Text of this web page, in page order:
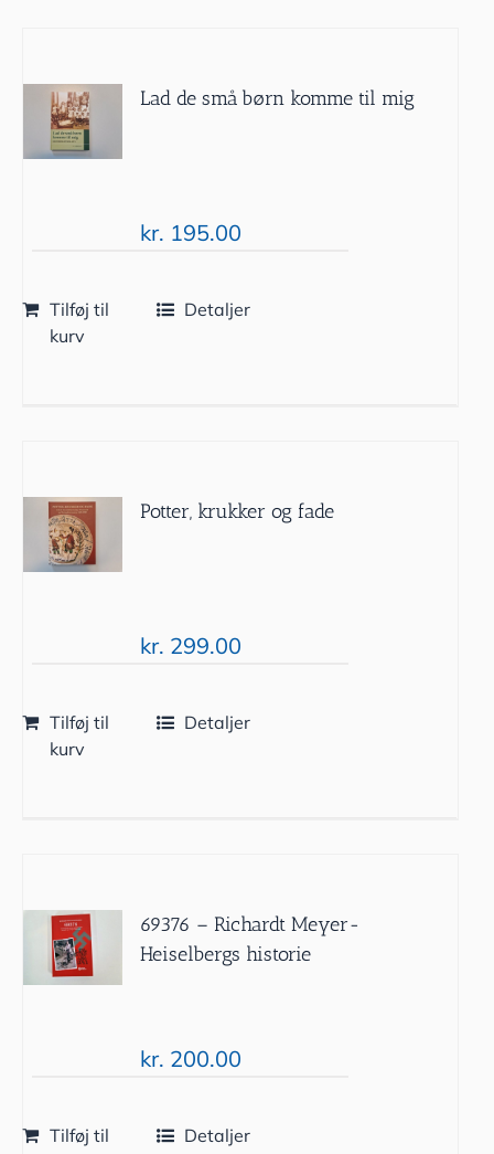
Lad de små børn komme til mig
kr. 195.00
Tilføj til
kurv
Detaljer
Potter, krukker og fade
kr. 299.00
Tilføj til
kurv
Detaljer
69376 – Richardt Meyer-
Heiselbergs historie
kr. 200.00
Tilføj til
Detaljer